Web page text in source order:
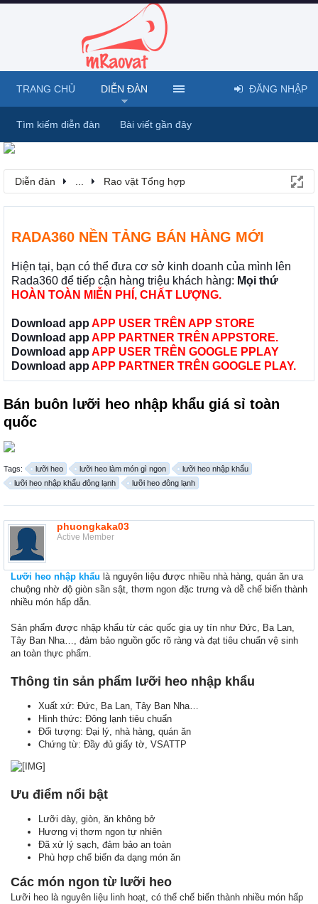
Diễn đàn Rao vặt Tổng hợp
RADA360 NỀN TẢNG BÁN HÀNG MỚI
Hiện tại, bạn có thể đưa cơ sở kinh doanh của mình lên
Rada360 để tiếp cận hàng triệu khách hàng: Mọi thứ
HOÀN TOÀN MIỄN PHÍ, CHẤT LƯỢNG.
Download app APP USER TRÊN APP STORE
Download app APP PARTNER TRÊN APPSTORE.
Download app APP USER TRÊN GOOGLE PPLAY
Download app APP PARTNER TRÊN GOOGLE PLAY.
Bán buôn lưỡi heo nhập khẩu giá sỉ toàn
quốc
Tags: lưỡi heo lưỡi heo làm món gì ngon
lưỡi heo nhập khẩu
lưỡi heo nhập khẩu đông lạnh
lưỡi heo đông lạnh
phuongkaka03
Active Member
Lưỡi heo nhập khẩu là nguyên liệu được nhiều nhà hàng, quán ăn ưa
chuộng nhờ độ giòn sần sật, thơm ngon đặc trưng và dễ chế biến thành
nhiều món hấp dẫn.
Sản phẩm được nhập khẩu từ các quốc gia uy tín như Đức, Ba Lan,
Tây Ban Nha…, đảm bảo nguồn gốc rõ ràng và đạt tiêu chuẩn vệ sinh
an toàn thực phẩm.
Thông tin sản phẩm lưỡi heo nhập khẩu
Xuất xứ: Đức, Ba Lan, Tây Ban Nha…
Hình thức: Đông lạnh tiêu chuẩn
Đối tượng: Đại lý, nhà hàng, quán ăn
Chứng từ: Đầy đủ giấy tờ, VSATTP
Ưu điểm nổi bật
Lưỡi dày, giòn, ăn không bở
Hương vị thơm ngon tự nhiên
Đã xử lý sạch, đảm bảo an toàn
Phù hợp chế biến đa dạng món ăn
Các món ngon từ lưỡi heo
Lưỡi heo là nguyên liệu linh hoạt, có thể chế biến thành nhiều món hấp
TRANG CHỦ DIỄN ĐÀN
Tìm kiếm diễn đàn Bài viết gần đây
ĐĂNG NHẬP